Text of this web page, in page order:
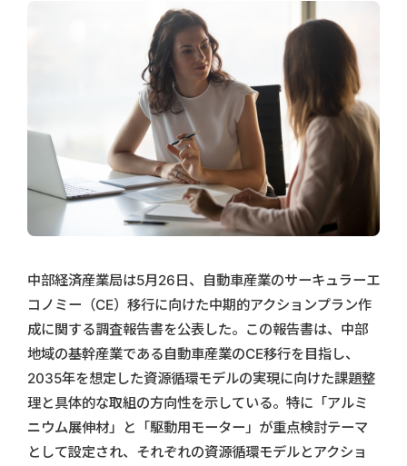
中部経済産業局は5月26日、自動車産業のサーキュラーエ
コノミー（CE）移行に向けた中期的アクションプラン作
成に関する調査報告書を公表した。この報告書は、中部
地域の基幹産業である自動車産業のCE移行を目指し、
2035年を想定した資源循環モデルの実現に向けた課題整
理と具体的な取組の方向性を示している。特に「アルミ
ニウム展伸材」と「駆動用モーター」が重点検討テーマ
として設定され、それぞれの資源循環モデルとアクショ